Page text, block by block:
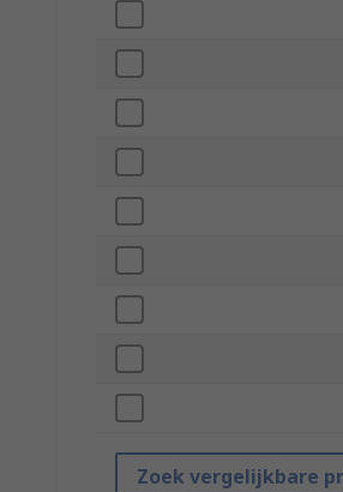
Zoek vergelijkbare